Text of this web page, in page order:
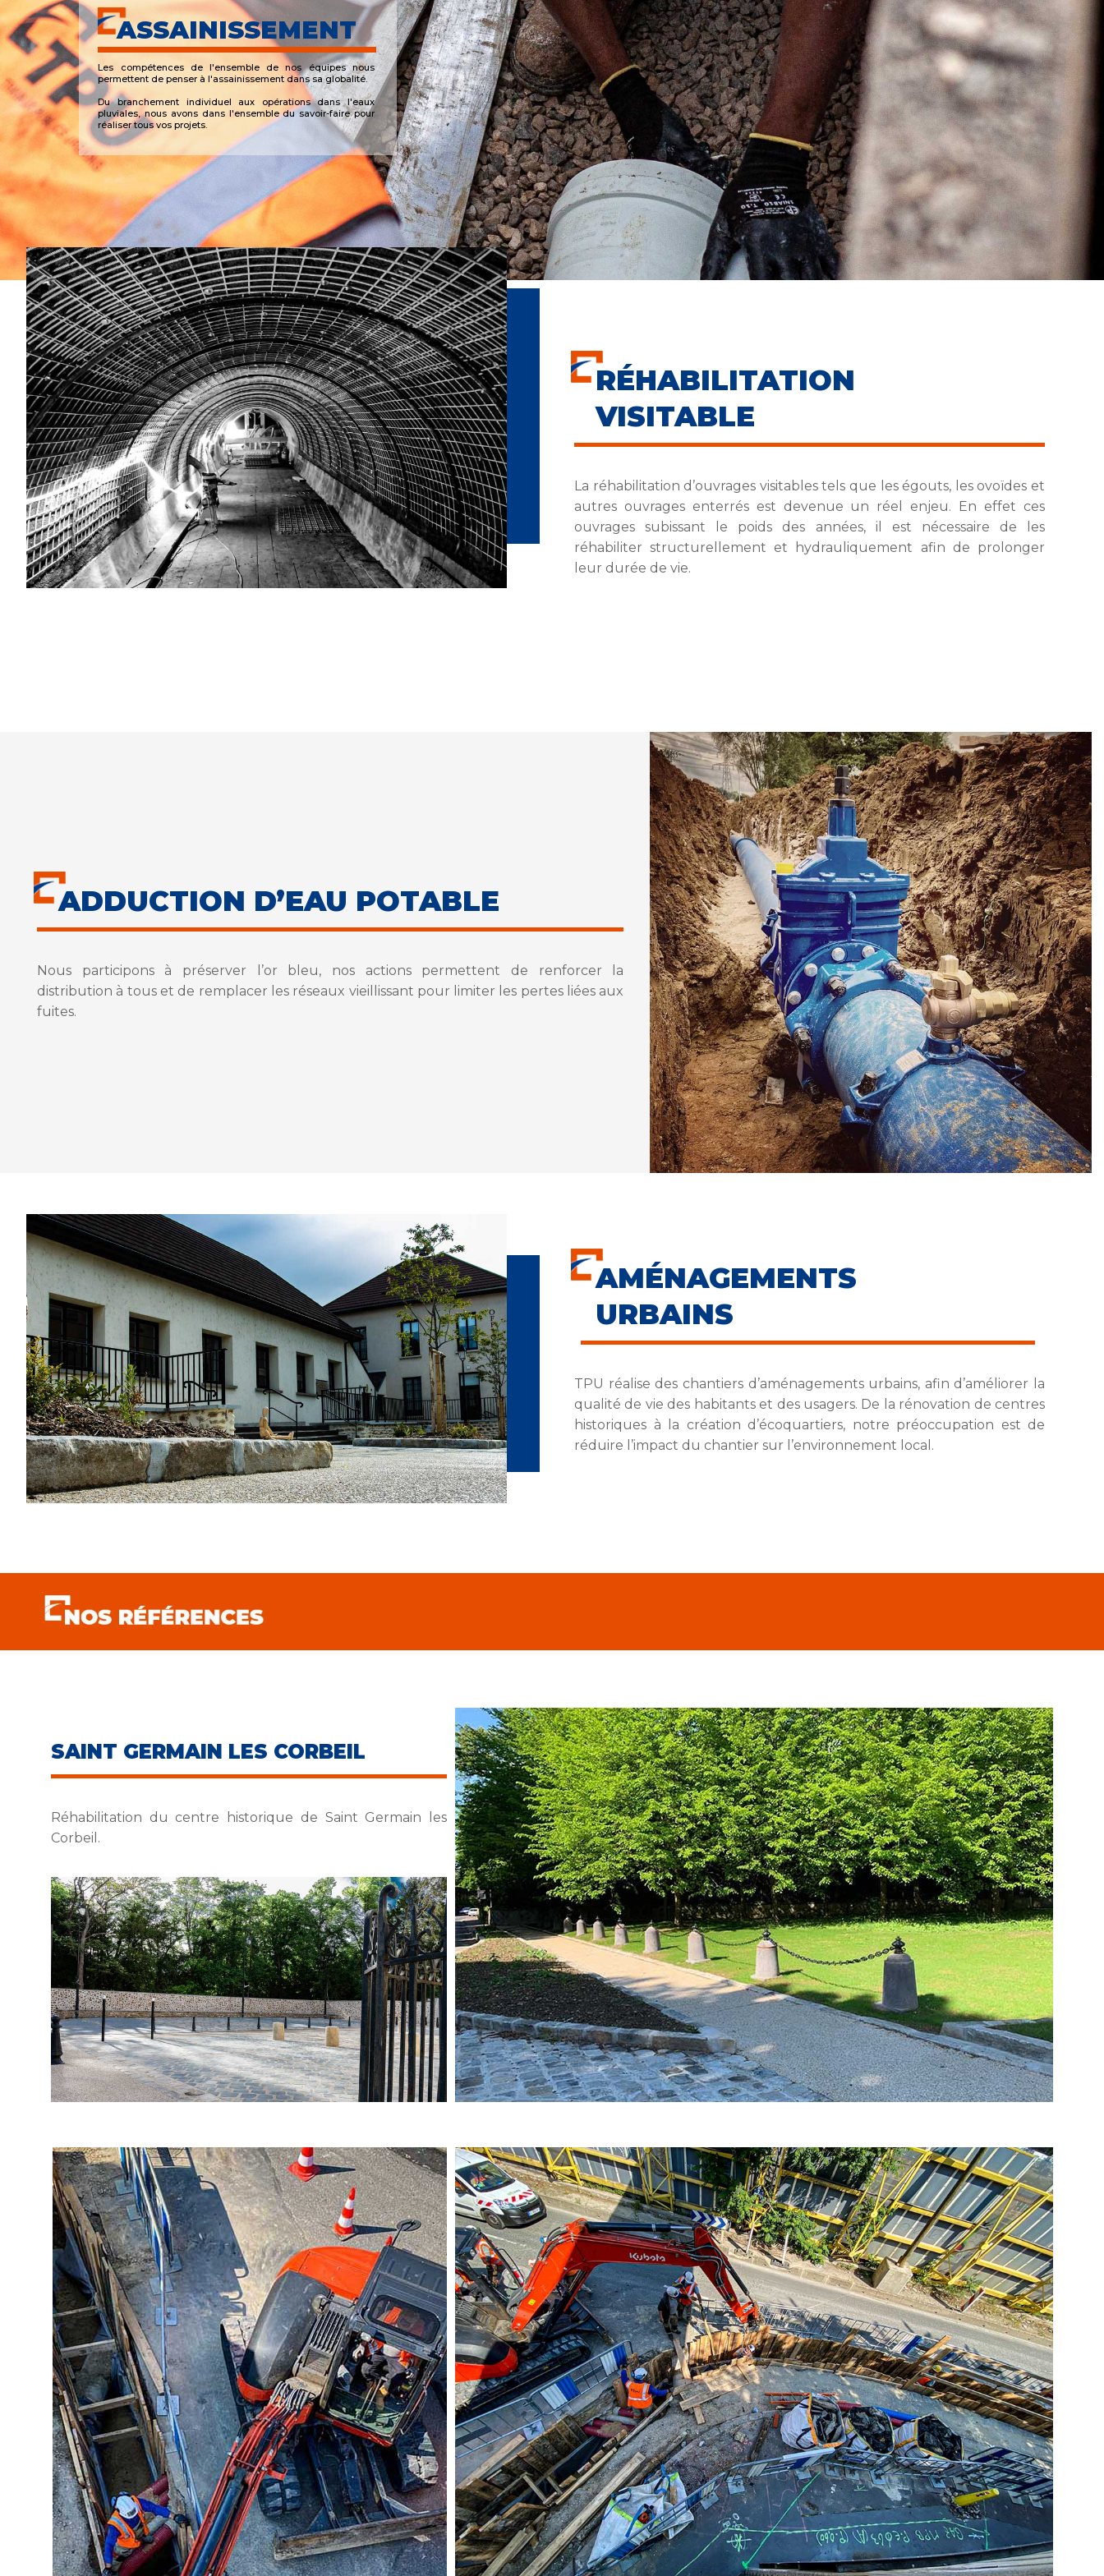
Les compétences de l'ensemble de nos équipes nous
permettent de penser à l'assainissement dans sa globalité.
Du branchement individuel aux opérations dans l'eaux
pluviales, nous avons dans l'ensemble du savoir-faire pour
réaliser tous vos projets.
ASSAINISSEMENT
VISITABLE
La réhabilitation d’ouvrages visitables tels que les égouts, les ovoïdes et
autres ouvrages enterrés est devenue un réel enjeu. En effet ces
ouvrages subissant le poids des années, il est nécessaire de les
réhabiliter structurellement et hydrauliquement afin de prolonger
leur durée de vie.
ADDUCTION D’EAU POTABLE
Nous participons à préserver l’or bleu, nos actions permettent de renforcer la
distribution à tous et de remplacer les réseaux vieillissant pour limiter les pertes liées aux
fuites.
URBAINS
TPU réalise des chantiers d’aménagements urbains, afin d’améliorer la
qualité de vie des habitants et des usagers. De la rénovation de centres
historiques à la création d’écoquartiers, notre préoccupation est de
réduire l’impact du chantier sur l’environnement local.
SAINT GERMAIN LES CORBEIL
Réhabilitation du centre historique de Saint Germain les
Corbeil.